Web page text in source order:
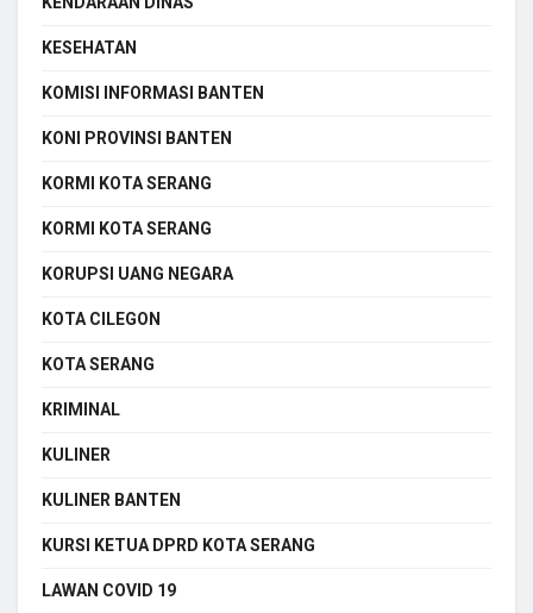
KESEHATAN
KOMISI INFORMASI BANTEN
KONI PROVINSI BANTEN
KORMI KOTA SERANG
KORMI KOTA SERANG
KORUPSI UANG NEGARA
KOTA CILEGON
KOTA SERANG
KRIMINAL
KULINER
KULINER BANTEN
KURSI KETUA DPRD KOTA SERANG
LAWAN COVID 19